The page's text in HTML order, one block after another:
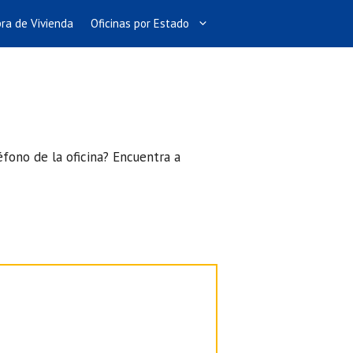
de Vivienda Oficinas por Estado
de la oficina? Encuentra a